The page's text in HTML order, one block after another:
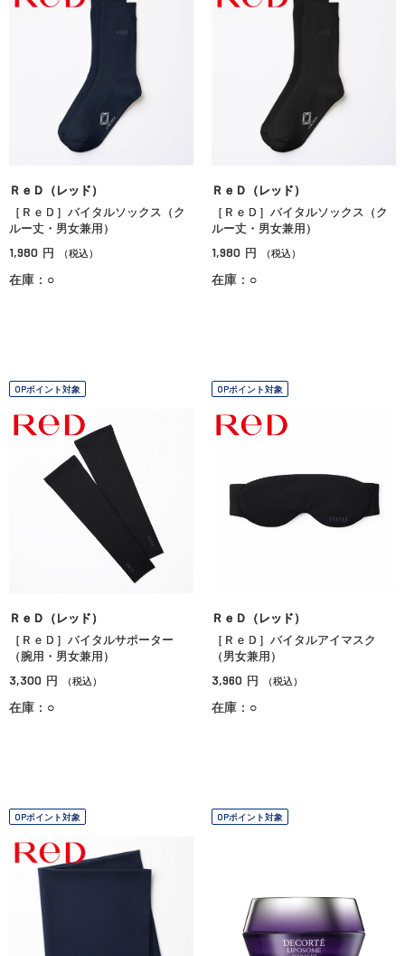
ＲｅＤ（レッド）
［ＲｅＤ］バイタルソックス（ク
ルー丈・男女兼用）
1,980 円 （税込）
在庫：○
ＲｅＤ（レッド）
［ＲｅＤ］バイタルソックス（ク
ルー丈・男女兼用）
1,980 円 （税込）
在庫：○
OPポイント対象
ＲｅＤ（レッド）
［ＲｅＤ］バイタルサポーター
（腕用・男女兼用）
3,300 円 （税込）
在庫：○
OPポイント対象
ＲｅＤ（レッド）
［ＲｅＤ］バイタルアイマスク
（男女兼用）
3,960 円 （税込）
在庫：○
OPポイント対象 OPポイント対象